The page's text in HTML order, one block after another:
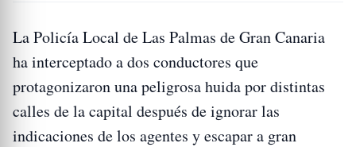
La Policía Local de Las Palmas de Gran Canaria
ha interceptado a dos conductores que
protagonizaron una peligrosa huida por distintas
calles de la capital después de ignorar las
indicaciones de los agentes y escapar a gran